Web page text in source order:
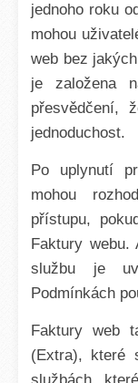
jednoho roku
mohou
web bez
je založena
přesvědčení,
jednoduchost.
Po uplynutí
mohou
přístupu,
Faktury webu.
službu je
Podmínkách
Faktury web
(Extra), které